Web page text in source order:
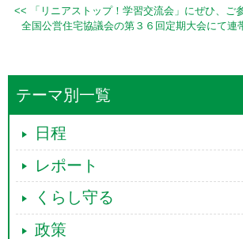
<< 「リニアストップ！学習交流会」にぜひ、ご
全国公営住宅協議会の第３６回定期大会にて連
テーマ別一覧
日程
レポート
くらし守る
政策